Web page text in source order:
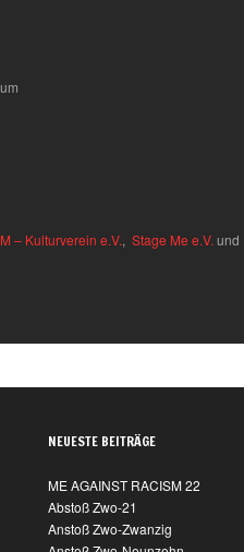
– Kulturverein e.V., Stage Me e.V. und
NEUESTE BEITRÄGE
ME AGAINST RACISM 22
Abstoß Zwo-21
Anstoß Zwo-Zwanzig